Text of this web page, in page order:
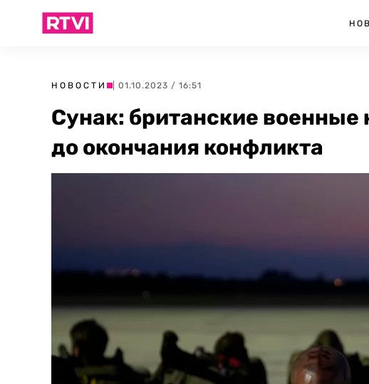
НОВОСТИ | 01.10.2023 / 16:51
Сунак: британские военные
до окончания конфликта